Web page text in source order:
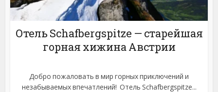
Отель Schafbergspitze — старейшая
горная хижина Австрии
Добро пожаловать в мир горных приключений и
незабываемых впечатлений! Отель Schafbergspitze...